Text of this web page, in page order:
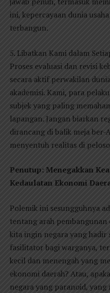
ini, kepercayaan dunia
terbangun.
5. Libatkan Kami dalam
Proses evaluasi dan revisi
secara aktif perwakilan
akademisi. Kami, para
subjek yang paling
lapangan. Jangan biarkan
dirancang di balik meja ber-
menyentuh realitas di
Penutup: Menegakkan
Kedaulatan Ekonomi
Polemik ini sesungguhnya
tentang arah
kita ingin negara yang hadir
fasilitator bagi warganya,
kecil dan menengah yang
ekonomi daerah? Atau,
negara yang paranoid, yang